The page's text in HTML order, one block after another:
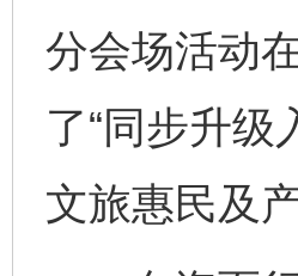
分会场活动
了“同步升级
文旅惠民及